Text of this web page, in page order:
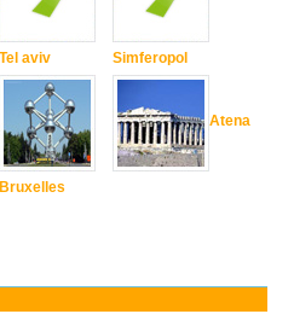
Tel aviv
Bruxelles
Simferopol
Atena